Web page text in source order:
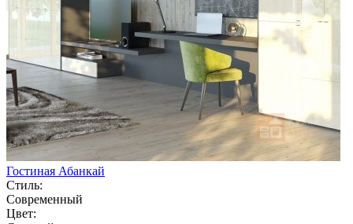
Гостиная Абанкай
Стиль:
Современный
Цвет: